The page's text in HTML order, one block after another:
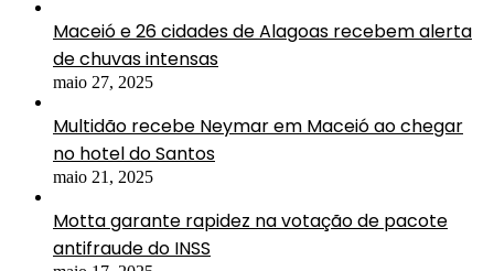
Maceió e 26 cidades de Alagoas recebem alerta
de chuvas intensas
maio 27, 2025
Multidão recebe Neymar em Maceió ao chegar
no hotel do Santos
maio 21, 2025
Motta garante rapidez na votação de pacote
antifraude do INSS